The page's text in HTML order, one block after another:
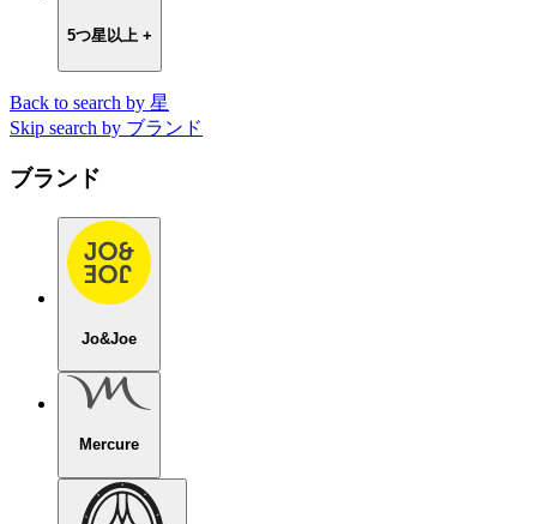
5つ星以上 +
Back to search by 星
Skip search by ブランド
ブランド
Jo&Joe
Mercure